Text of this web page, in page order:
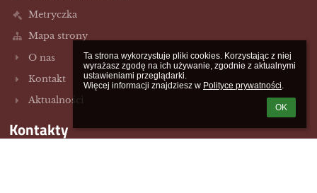
Ta strona wykorzystuje pliki cookies. Korzystając z niej
wyrażasz zgodę na ich używanie, zgodnie z aktualnymi
ustawieniami przeglądarki.
Więcej informacji znajdziesz w Polityce prywatności.
OK
Metryczka
Mapa strony
O nas
Kontakt
Aktualności
Kontakty